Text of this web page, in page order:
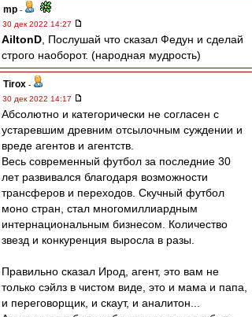
mp -
30 дек 2022 14:27
AiltonD , Послушай что сказал Федун и сделай
строго наоборот. (народная мудрость)
Tirox -
30 дек 2022 14:17
Абсолютно и категорически не согласен с
устаревшим древним отсылочным суждении и
вреде агентов и агентств.
Весь современный футбол за последние 30
лет развивался благодаря возможности
трансферов и переходов. Скучный футбол
моно стран, стал многомиллиардным
интернациональным бизнесом. Количество
звезд и конкуренция выросла в разы.
Правильно сказал Ирод, агент, это вам не
только сэйлз в чистом виде, это и мама и папа,
и переговорщик, и скаут, и аналитон...